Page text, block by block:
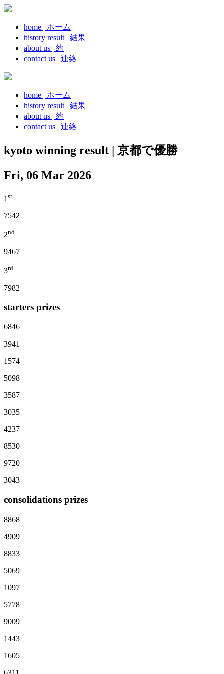
home | ホーム
history result | 結果
about us | 約
contact us | 連絡
home | ホーム
history result | 結果
about us | 約
contact us | 連絡
kyoto winning result | 京都で優勝
Fri, 06 Mar 2026
1 st
7542
2nd
9467
3rd
7982
starters prizes
6846
3941
1574
5098
3587
3035
4237
8530
9720
3043
consolidations prizes
8868
4909
8833
5069
1097
5778
9009
1443
1605